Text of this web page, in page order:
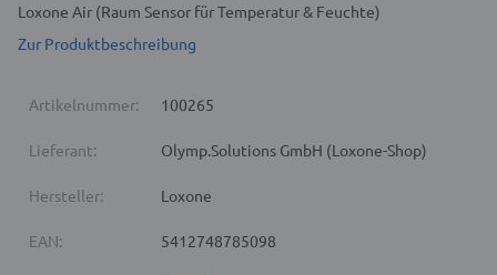
Loxone Air (Raum Sensor für Temperatur & Feuchte)
Zur Produktbeschreibung
Artikelnummer: 100265
Lieferant: Olymp.Solutions GmbH (Loxone-Shop)
Hersteller: Loxone
EAN: 5412748785098